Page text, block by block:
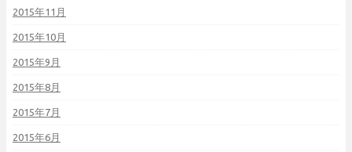
2015年11月
2015年10月
2015年9月
2015年8月
2015年7月
2015年6月